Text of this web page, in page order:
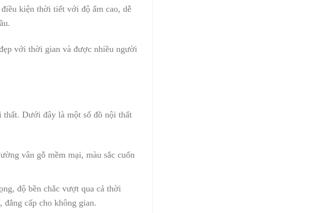
kiện thời tiết với độ ẩm cao, dễ
với thời gian và được nhiều người
thất. Dưới đây là một số đồ nội thất
vân gỗ mềm mại, màu sắc cuốn
độ bền chắc vượt qua cả thời
cấp cho không gian.